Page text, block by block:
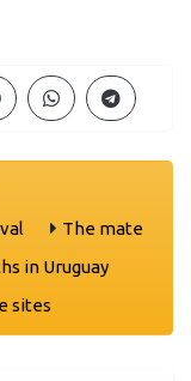
The mate
in Uruguay
sites